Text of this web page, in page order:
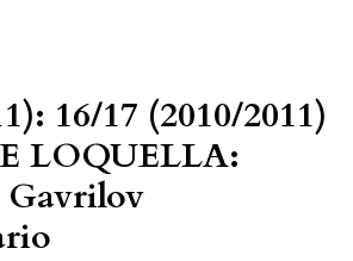
16/17 (2010/2011)
LOQUELLA: